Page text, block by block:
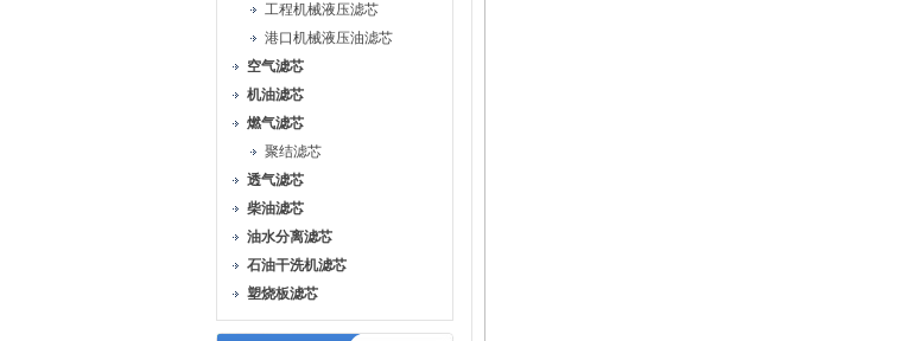
工程机械液压滤芯
港口机械液压油滤芯
空气滤芯
机油滤芯
燃气滤芯
聚结滤芯
透气滤芯
柴油滤芯
油水分离滤芯
石油干洗机滤芯
塑烧板滤芯